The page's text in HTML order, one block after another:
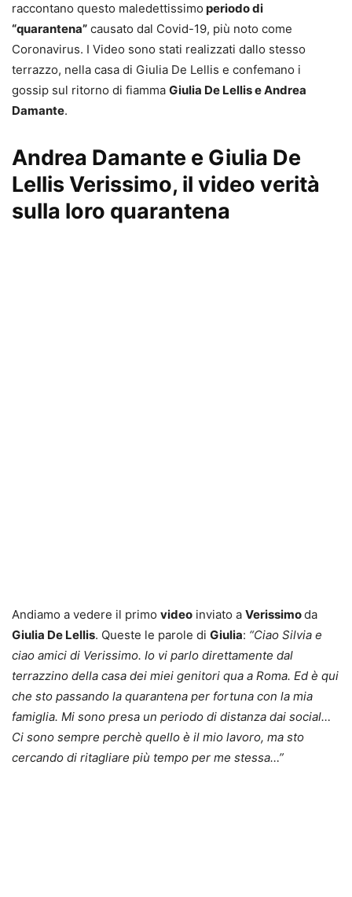
raccontano questo maledettissimo periodo di
“quarantena” causato dal Covid-19, più noto come
Coronavirus. I Video sono stati realizzati dallo stesso
terrazzo, nella casa di Giulia De Lellis e confemano i
gossip sul ritorno di fiamma Giulia De Lellis e Andrea
Damante.
Andrea Damante e Giulia De
Lellis Verissimo, il video verità
sulla loro quarantena
Andiamo a vedere il primo video inviato a Verissimoda
Giulia De Lellis. Queste le parole di Giulia: “Ciao Silvia e
ciao amici di Verissimo. Io vi parlo direttamente dal
terrazzino della casa dei miei genitori qua a Roma. Ed è qui
che sto passando la quarantena per fortuna con la mia
famiglia. Mi sono presa un periodo di distanza dai social…
Ci sono sempre perchè quello è il mio lavoro, ma sto
cercando di ritagliare più tempo per me stessa…”